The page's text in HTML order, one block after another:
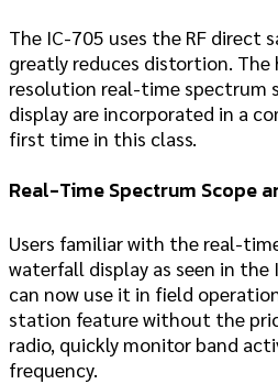
The IC-705 uses the RF direct
greatly reduces distortion. The
resolution real-time spectrum
display are incorporated in a
first time in this class.
Real-Time Spectrum Scope
Users familiar with the real-
waterfall display as seen in the
can now use it in field
station feature without the
radio, quickly monitor band
frequency.